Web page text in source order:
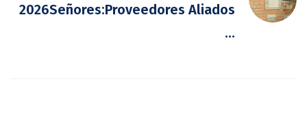
2026Señores:Proveedores Aliados
...